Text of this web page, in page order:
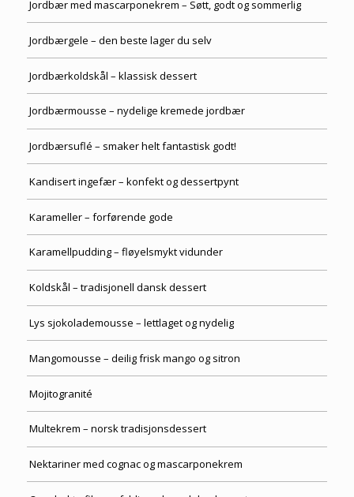
Jordbær med mascarponekrem – Søtt, godt og sommerlig
Jordbærgele – den beste lager du selv
Jordbærkoldskål – klassisk dessert
Jordbærmousse – nydelige kremede jordbær
Jordbærsuflé – smaker helt fantastisk godt!
Kandisert ingefær – konfekt og dessertpynt
Karameller – forførende gode
Karamellpudding – fløyelsmykt vidunder
Koldskål – tradisjonell dansk dessert
Lys sjokolademousse – lettlaget og nydelig
Mangomousse – deilig frisk mango og sitron
Mojitogranité
Multekrem – norsk tradisjonsdessert
Nektariner med cognac og mascarponekrem